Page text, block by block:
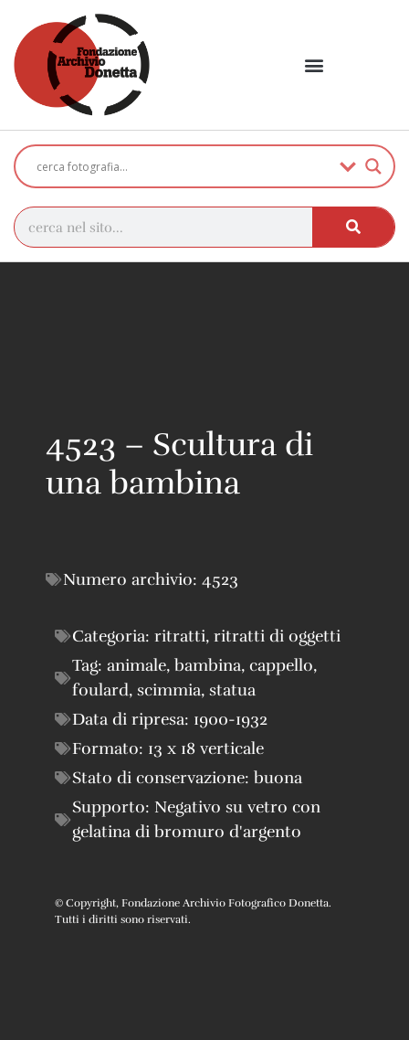
4523 – Scultura di
una bambina
Numero archivio: 4523
Categoria: ritratti, ritratti di oggetti
Tag: animale, bambina, cappello,
foulard, scimmia, statua
Data di ripresa: 1900-1932
Formato: 13 x 18 verticale
Stato di conservazione: buona
Supporto: Negativo su vetro con
gelatina di bromuro d'argento
© Copyright, Fondazione Archivio Fotografico Donetta.
Tutti i diritti sono riservati.